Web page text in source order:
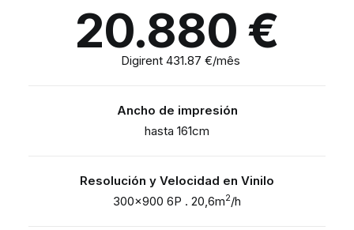
20.880 €
Digirent 431.87 €/mês
Ancho de impresión
hasta 161cm
Resolución y Velocidad en Vinilo
300×900 6P . 20,6m2/h